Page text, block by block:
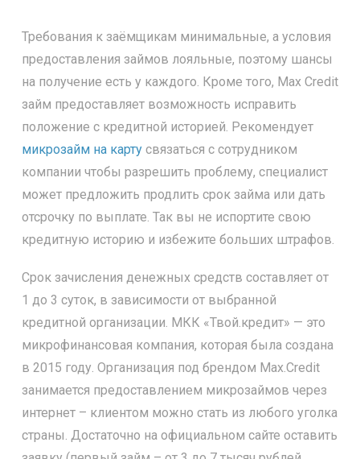
Требования к заёмщикам минимальные, а условия
предоставления займов лояльные, поэтому шансы
на получение есть у каждого. Кроме того, Max Credit
займ предоставляет возможность исправить
положение с кредитной историей. Рекомендует
микрозайм на картусвязаться с сотрудником
компании чтобы разрешить проблему, специалист
может предложить продлить срок займа или дать
отсрочку по выплате. Так вы не испортите свою
кредитную историю и избежите больших штрафов.
Срок зачисления денежных средств составляет от
1 до 3 суток, в зависимости от выбранной
кредитной организации. МКК «Твой.кредит» — это
микрофинансовая компания, которая была создана
в 2015 году. Организация под брендом Max.Credit
занимается предоставлением микрозаймов через
интернет – клиентом можно стать из любого уголка
страны. Достаточно на официальном сайте оставить